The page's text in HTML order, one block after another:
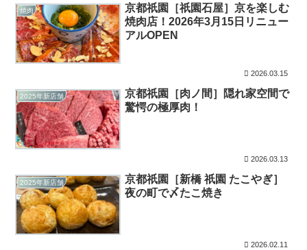
焼肉
京都祇園［祇園石屋］京を楽しむ
焼肉店！2026年3月15日リニュー
アルOPEN
2026.03.15
2025年新店舗
京都祇園［肉ノ間］隠れ家空間で
驚愕の極厚肉！
2026.03.13
2025年新店舗
京都祇園［新橋 祇園 たこやぎ］
夜の町で〆たこ焼き
2026.02.11